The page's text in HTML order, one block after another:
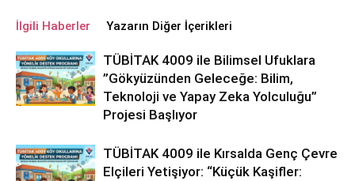
İlgili Haberler Yazarın Diğer İçerikleri
TÜBİTAK 4009 ile Bilimsel Ufuklara
”Gökyüzünden Geleceğe: Bilim,
Teknoloji ve Yapay Zeka Yolculuğu”
Projesi Başlıyor
TÜBİTAK 4009 ile Kırsalda Genç Çevre
Elçileri Yetişiyor: “Küçük Kaşifler: